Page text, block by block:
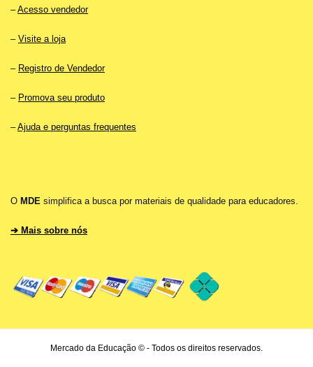
–Acesso vendedor
– Visite a loja
– Registro de Vendedor
– Promova seu produto
–Ajuda e perguntas frequentes
O MDE simplifica a busca por materiais de qualidade para educadores.
➔ Mais sobre nós
Mercado da Educação © - Todos os direitos reservados.